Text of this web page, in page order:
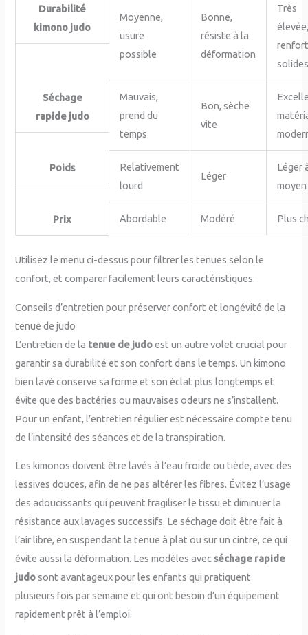
Durabilité
kimono judo
Moyenne,
usure
possible
Bonne,
résiste à la
déformation
Très
Séchage
rapide judo
Mauvais,
prend du
temps
Bon, sèche
vite
Poids
Relativement
lourd
Léger
Léger
moyen
Prix Abordable Modéré Plus
Utilisez le menu ci-dessus pour filtrer les tenues selon le
confort, et comparer facilement leurs caractéristiques.
Conseils d’entretien pour préserver confort et longévité de la
tenue de judo
L’entretien de la tenue de judoest un autre volet crucial pour
garantir sa durabilité et son confort dans le temps. Un kimono
bien lavé conserve sa forme et son éclat plus longtemps et
évite que des bactéries ou mauvaises odeurs ne s’installent.
Pour un enfant, l’entretien régulier est nécessaire compte tenu
de l’intensité des séances et de la transpiration.
Les kimonos doivent être lavés à l’eau froide ou tiède, avec des
lessives douces, afin de ne pas altérer les fibres. Évitez l’usage
des adoucissants qui peuvent fragiliser le tissu et diminuer la
résistance aux lavages successifs. Le séchage doit être fait à
l’air libre, en suspendant la tenue à plat ou sur un cintre, ce qui
évite aussi la déformation. Les modèles avecséchage rapide
judosont avantageux pour les enfants qui pratiquent
plusieurs fois par semaine et qui ont besoin d’un équipement
rapidement prêt à l’emploi.